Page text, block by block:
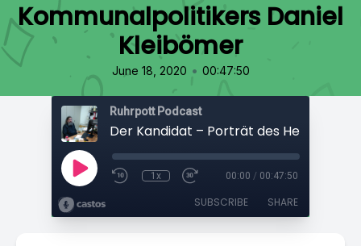
Kommunalpolitikers Daniel
Kleibömer
June 18, 2020 • 00:47:50
Ruhrpott Podcast
1x 00:00 / 00:47:50
SUBSCRIBE SHARE